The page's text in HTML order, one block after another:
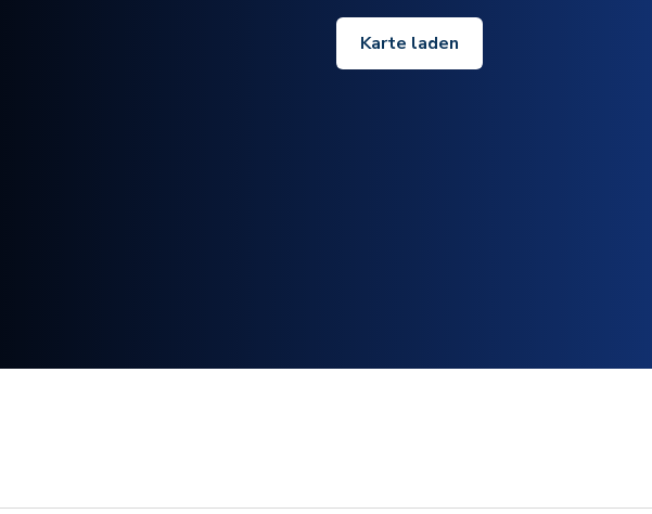
Karte laden